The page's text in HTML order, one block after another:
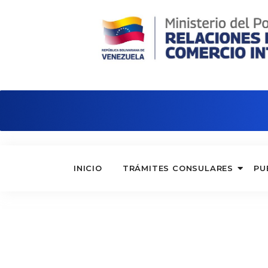
INICIO TRÁMITES CONSULARES